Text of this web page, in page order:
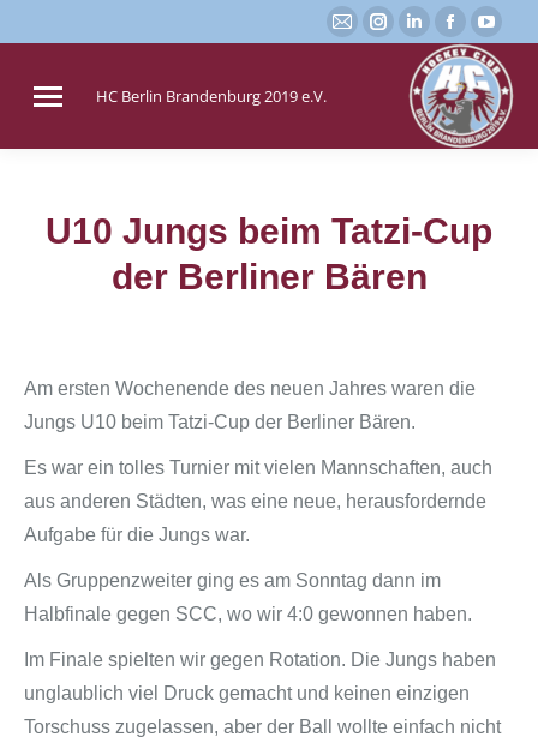
E-
in
Instagram
page
opens
new
Linkedin
page
opens
in
new
page
opens
in
new
in
new
HC Berlin Brandenburg 2019 e.V.
U10 Jungs beim Tatzi-Cup
der Berliner Bären
Sie befinden sich hier:
Am ersten Wochenende des neuen Jahres waren die
Jungs U10 beim Tatzi-Cup der Berliner Bären.
Es war ein tolles Turnier mit vielen Mannschaften, auch
aus anderen Städten, was eine neue, herausfordernde
Aufgabe für die Jungs war.
Als Gruppenzweiter ging es am Sonntag dann im
Halbfinale gegen SCC, wo wir 4:0 gewonnen haben.
Im Finale spielten wir gegen Rotation. Die Jungs haben
unglaublich viel Druck gemacht und keinen einzigen
Torschuss zugelassen, aber der Ball wollte einfach nicht